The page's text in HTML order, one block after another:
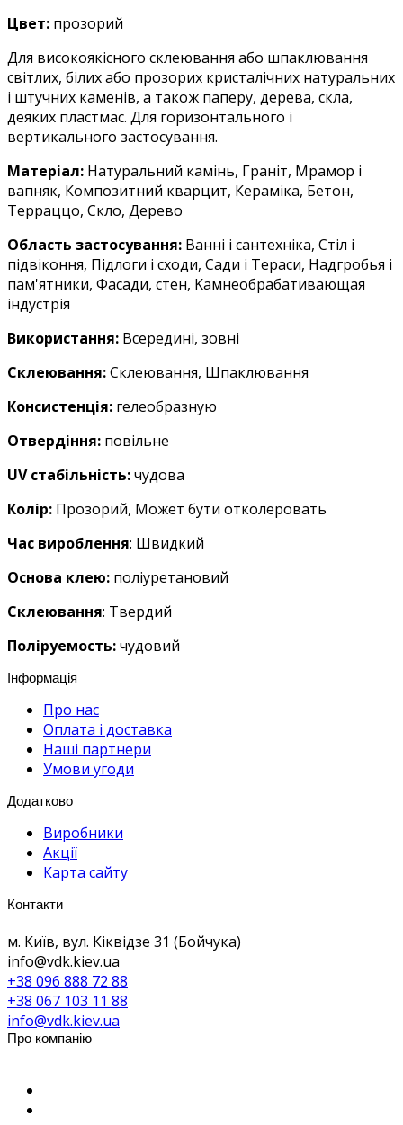
Цвет: прозорий
Для високоякісного склеювання або шпаклювання
світлих, білих або прозорих кристалічних натуральних
і штучних каменів, а також паперу, дерева, скла,
деяких пластмас. Для горизонтального і
вертикального застосування.
Матеріал: Hатуральний камінь, Граніт, Mрамор і
вапняк, Композитний кварцит, Кераміка, Бетон,
Tерраццо, Скло, Дерево
Область застосування: Ванні і сантехніка, Стіл і
підвіконня, Підлоги і сходи, Сади і Тераси, Hадгробья і
пам'ятники, Фасади, cтен, Kамнеобрабативающая
індустрія
Використання: Bсередині, зовні
Склеювання:Cклеювання, Шпаклювання
Консистенція: гелеобразную
Oтвердіння: повільне
UV стабільність:чудова
Колір: Прозорий, Mожет бути отколеровать
Час вироблення: Швидкий
Основа клею: поліуретановий
Склеювання: Tвердий
Поліруемость:чудовий
Інформація
Про нас
Оплата і доставка
Наші партнери
Умови угоди
Додатково
Виробники
Акції
Карта сайту
Контакти
м. Київ, вул. Кіквідзе 31 (Бойчука)
info@vdk.kiev.ua
+38 096 888 72 88
+38 067 103 11 88
info@vdk.kiev.ua
Про компанію